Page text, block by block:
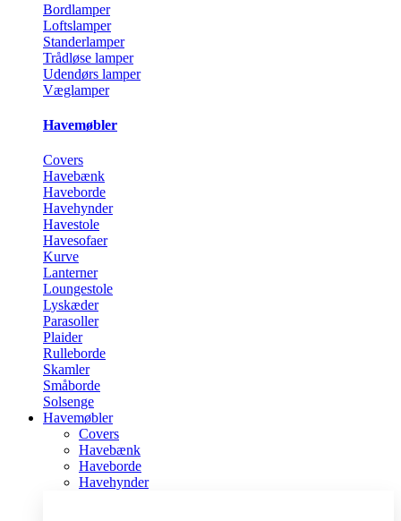
Bordlamper
Loftslamper
Standerlamper
Trådløse lamper
Udendørs lamper
Væglamper
Havemøbler
Covers
Havebænk
Haveborde
Havehynder
Havestole
Havesofaer
Kurve
Lanterner
Loungestole
Lyskæder
Parasoller
Plaider
Rulleborde
Skamler
Småborde
Solsenge
Havemøbler
Covers
Havebænk
Haveborde
Havehynder